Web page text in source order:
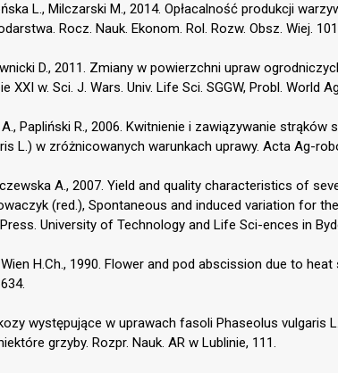
L., Milczarski M., 2014. Opłacalność produkcji
Rocz. Nauk. Ekonom. Rol. Rozw. Obsz. Wiej.
D., 2011. Zmiany w powierzchni upraw
XXI w. Sci. J. Wars. Univ. Life Sci. SGGW, Probl. World
A., Papliński R., 2006. Kwitnienie i zawiązywanie
L.) w zróżnicowanych warunkach uprawy. Acta Ag-
A., 2007. Yield and quality characteristics of
(red.), Spontaneous and induced variation for
University of Technology and Life Sci-ences in
H.Ch., 1990. Flower and pod abscission due to
występujące w uprawach fasoli Phaseolus vulgaris
grzyby. Rozpr. Nauk. AR w Lublinie, 111.